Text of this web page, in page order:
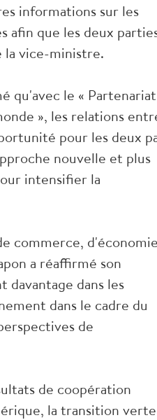
informations sur les
afin que les deux
la vice-ministre.
qu'avec le « Partenariat
», les relations
pour les deux
nouvelle et plus
intensifier la
commerce,
a réaffirmé son
davantage dans les
dans le cadre du
de
de coopération
la transition